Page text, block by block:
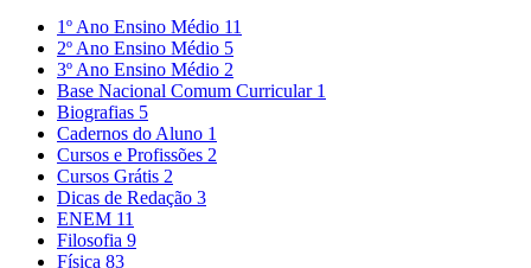
1º Ano Ensino Médio 11
2º Ano Ensino Médio 5
3º Ano Ensino Médio 2
Base Nacional Comum Curricular 1
Biografias 5
Cadernos do Aluno 1
Cursos e Profissões 2
Cursos Grátis 2
Dicas de Redação 3
ENEM 11
Filosofia 9
Física 83